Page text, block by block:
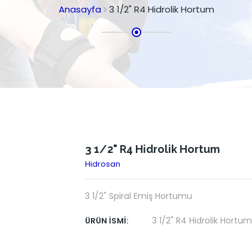
Anasayfa 3 1/2" R4 Hidrolik Hortum
3 1/2" R4 Hidrolik Hortum
Hidrosan
3 1/2" Spiral Emiş Hortumu
ÜRÜN İSMI: 3 1/2" R4 Hidrolik Hortum